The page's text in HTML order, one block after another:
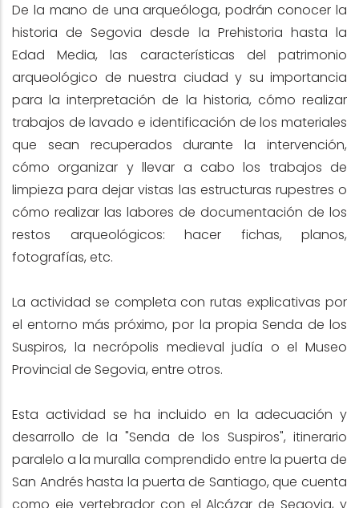
De la mano de una arqueóloga, podrán conocer la
historia de Segovia desde la Prehistoria hasta la
Edad Media, las características del patrimonio
arqueológico de nuestra ciudad y su importancia
para la interpretación de la historia, cómo realizar
trabajos de lavado e identificación de los materiales
que sean recuperados durante la intervención,
cómo organizar y llevar a cabo los trabajos de
limpieza para dejar vistas las estructuras rupestres o
cómo realizar las labores de documentación de los
restos arqueológicos: hacer fichas, planos,
fotografías, etc.
La actividad se completa con rutas explicativas por
el entorno más próximo, por la propia Senda de los
Suspiros, la necrópolis medieval judía o el Museo
Provincial de Segovia, entre otros.
Esta actividad se ha incluido en la adecuación y
desarrollo de la "Senda de los Suspiros", itinerario
paralelo a la muralla comprendido entre la puerta de
San Andrés hasta la puerta de Santiago, que cuenta